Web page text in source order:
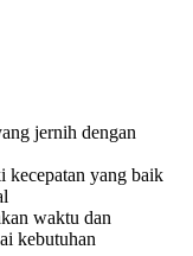
jernih dengan
kecepatan yang baik
waktu dan
kebutuhan